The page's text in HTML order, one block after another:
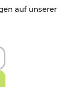
auf unserer